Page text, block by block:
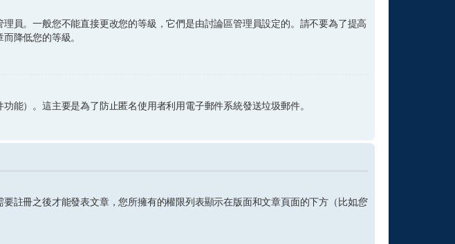
員。一般您不能直接更改您的等級，它們是由討論區管理員設定的。請不要為了提高
降低您的等級。
能）。這主要是為了防止匿名使用者利用電子郵件系統發送垃圾郵件。
註冊之後才能發表文章，您所擁有的權限列表顯示在版面和文章頁面的下方（比如您